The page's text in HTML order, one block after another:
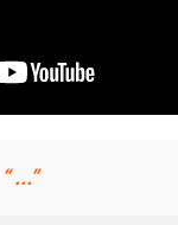
“ ...”